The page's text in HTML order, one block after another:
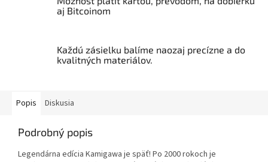
aj Bitcoinom
Každú zásielku balíme naozaj precízne a do
kvalitných materiálov.
Popis Diskusia
Podrobný popis
Legendárna edícia Kamigawa je späť! Po 2000 rokoch je